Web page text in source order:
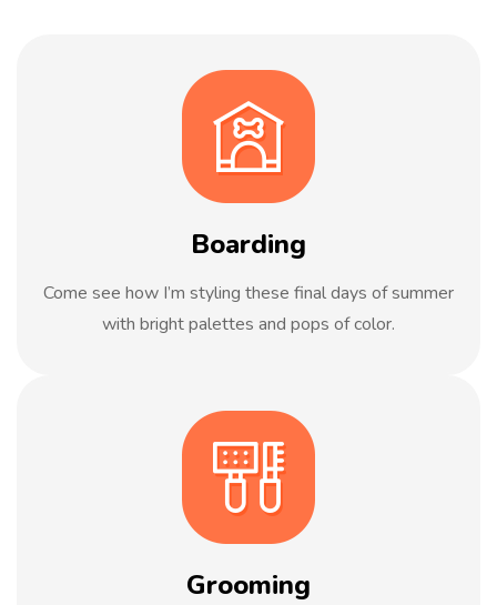
Boarding
Come see how I’m styling these final days of summer
with bright palettes and pops of color.
Grooming